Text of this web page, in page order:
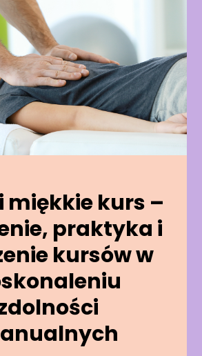
miękkie kurs –
praktyka i
kursów w